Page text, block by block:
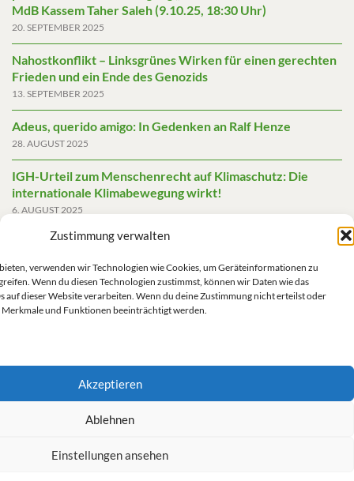
Zustimmung verwalten
verwenden wir Technologien wie Cookies, um Geräteinformationen zu
Wenn du diesen Technologien zustimmst, können wir Daten wie das
auf dieser Website verarbeiten. Wenn du deine Zustimmung nicht erteilst oder
und Funktionen beeinträchtigt werden.
Akzeptieren
Ablehnen
Einstellungen ansehen
MdB Kassem Taher Saleh (9.10.25, 18:30 Uhr)
20. SEPTEMBER 2025
Nahostkonflikt – Linksgrünes Wirken für einen gerechten
Frieden und ein Ende des Genozids
13. SEPTEMBER 2025
Adeus, querido amigo: In Gedenken an Ralf Henze
28. AUGUST 2025
IGH-Urteil zum Menschenrecht auf Klimaschutz: Die
internationale Klimabewegung wirkt!
6. AUGUST 2025
Friedensgutachten 2025
Die AfD mit mehr Demokratie wegregieren
14. MAI 2025
Impressum/Datenschutz
Kontakt/Impressum/Haftungsausschluss/Datenschutz